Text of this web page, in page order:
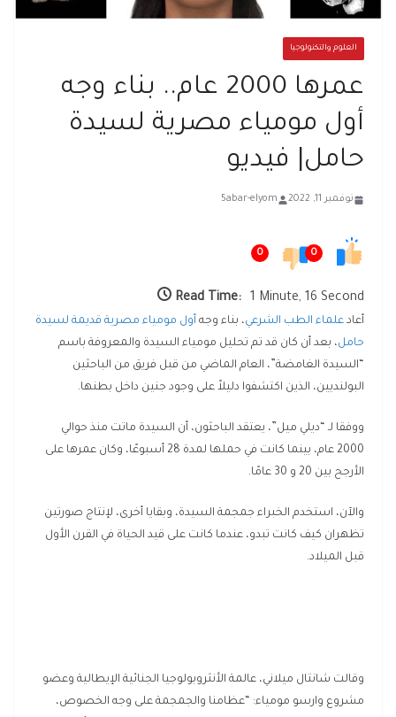
العلوم والتكنولوجيا
عمرها 2000 عام.. بناء وجه
أول مومياء مصرية لسيدة
حامل| فيديو
نوفمبر 11, 2022 5abar-elyom
0
0
Read Time: 1 Minute, 16 Second
أعاد علماء الطب الشرعي، بناء وجه أول مومياء مصرية قديمة لسيدة
حامل، بعد أن كان قد تم تحليل مومياء السيدة والمعروفة باسم
“السيدة الغامضة”، العام الماضي من قبل فريق من الباحثين
البولنديين، الذين اكتشفوا دليلاً على وجود جنين داخل بطنها.
ووفقا لـ “ديلي ميل”، يعتقد الباحثون، أن السيدة ماتت منذ حوالي
2000 عام، بينما كانت في حملها لمدة 28 أسبوعًا، وكان عمرها على
الأرجح بين 20 و 30 عامًا.
والآن، استخدم الخبراء جمجمة السيدة، وبقايا أخرى، لإنتاج صورتين
تظهران كيف كانت تبدو، عندما كانت على قيد الحياة في القرن الأول
قبل الميلاد.
وقالت شانتال ميلاني، عالمة الأنثروبولوجيا الجنائية الإيطالية وعضو
مشروع وارسو مومياء: “عظامنا والجمجمة على وجه الخصوص،